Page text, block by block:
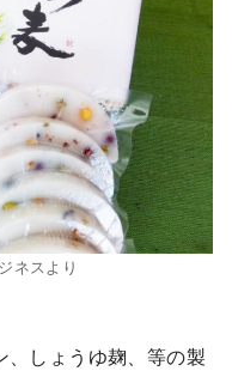
ネスより
、しょうゆ麹、等の製